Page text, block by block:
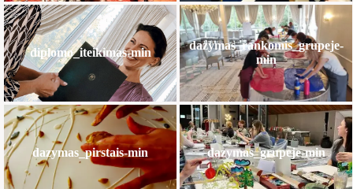
diplomo_iteikimas-min
dazymas_rankomis_grupeje-
min
dazymas_pirstais-min dazymas_grupeje-min